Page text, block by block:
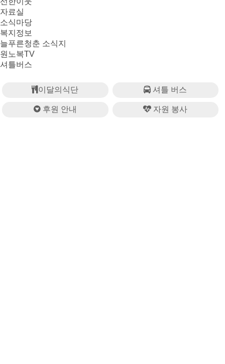
자료실
소식마당
복지정보
늘푸른청춘 소식지
원노복TV
셔틀버스
이달의식단 셔틀 버스
후원 안내 자원 봉사